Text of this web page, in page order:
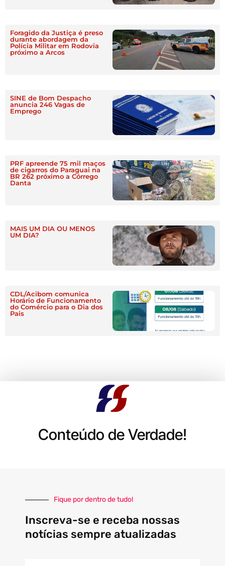
Foragido da Justiça é preso
durante abordagem da
Polícia Militar em Rodovia
próximo a Arcos
SINE de Bom Despacho
anuncia 246 Vagas de
Emprego
PRF apreende 75 mil maços
de cigarros do Paraguai na
BR 262 próximo a Córrego
Danta
MAIS UM DIA OU MENOS
UM DIA?
CDL/Acibom comunica
Horário de Funcionamento
do Comércio para o Dia dos
Pais
Conteúdo de Verdade!
Fique por dentro de tudo!
Inscreva-se e receba nossas
notícias sempre atualizadas